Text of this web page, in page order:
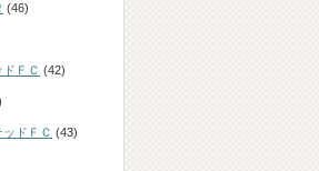
(46)
ＦＣ (42)
ドＦＣ (43)